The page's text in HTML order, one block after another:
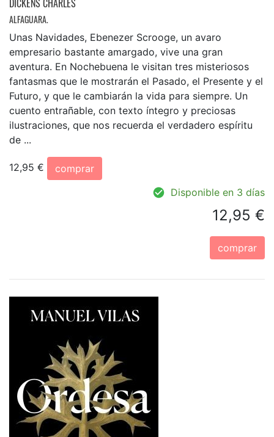
DICKENS CHARLES
ALFAGUARA.
Unas Navidades, Ebenezer Scrooge, un avaro
empresario bastante amargado, vive una gran
aventura. En Nochebuena le visitan tres misteriosos
fantasmas que le mostrarán el Pasado, el Presente y el
Futuro, y que le cambiarán la vida para siempre. Un
cuento entrañable, con texto íntegro y preciosas
ilustraciones, que nos recuerda el verdadero espíritu
de ...
12,95 €
comprar
Disponible en 3 días
12,95 €
comprar